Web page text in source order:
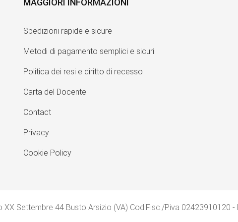
Spedizioni rapide e sicure
Metodi di pagamento semplici e sicuri
Politica dei resi e diritto di recesso
Carta del Docente
Contact
Privacy
Cookie Policy
XX Settembre 44 Busto Arsizio (VA) Cod.Fisc./P.iva 02423910120